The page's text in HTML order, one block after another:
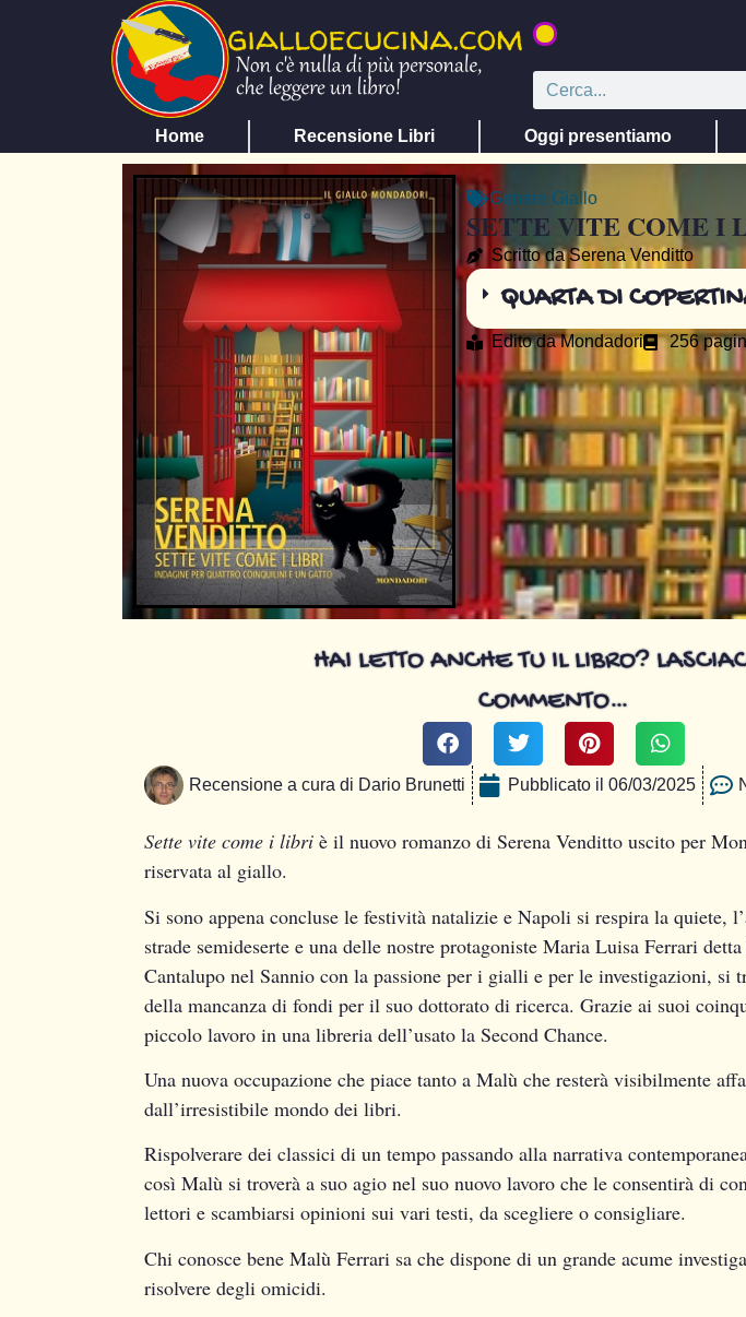
Home Recensione Libri Oggi presentiamo
Genere Giallo
SETTE VITE COME I
Scritto da Serena Venditto
QUARTA DI
Edito daMondadori 256
HAI LETTO ANCHE TU IL LIBRO?
COMMENTO…
Recensione a cura di Dario Brunetti Pubblicato il 06/03/2025
Sette vite come i libri è il nuovo romanzo di Serena Venditto uscito per
riservata al giallo.
Si sono appena concluse le festività natalizie e Napoli si respira la quiete,
strade semideserte e una delle nostre protagoniste Maria Luisa Ferrari
Cantalupo nel Sannio con la passione per i gialli e per le investigazioni, si
della mancanza di fondi per il suo dottorato di ricerca. Grazie ai suoi
piccolo lavoro in una libreria dell’usato la Second Chance.
Una nuova occupazione che piace tanto a Malù che resterà visibilmente
dall’irresistibile mondo dei libri.
Rispolverare dei classici di un tempo passando alla narrativa
così Malù si troverà a suo agio nel suo nuovo lavoro che le consentirà di
lettori e scambiarsi opinioni sui vari testi, da scegliere o consigliare.
Chi conosce bene Malù Ferrari sa che dispone di un grande acume
risolvere degli omicidi.